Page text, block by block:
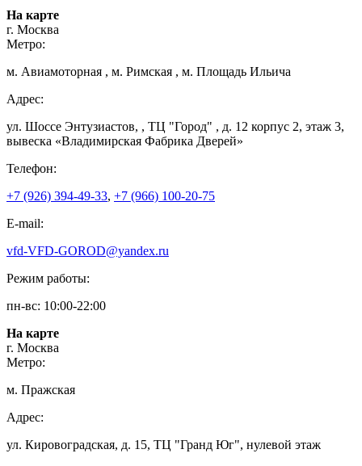
На карте
г. Москва
Метро:
м. Авиамоторная , м. Римская , м. Площадь Ильича
Адрес:
ул. Шоссе Энтузиастов, , ТЦ "Город" , д. 12 корпус 2, этаж 3,
вывеска «Владимирская Фабрика Дверей»
Телефон:
+7 (926) 394-49-33, +7 (966) 100-20-75
E-mail:
vfd-VFD-GOROD@yandex.ru
Режим работы:
пн-вс: 10:00-22:00
На карте
г. Москва
Метро:
м. Пражская
Адрес:
ул. Кировоградская, д. 15, ТЦ "Гранд Юг", нулевой этаж